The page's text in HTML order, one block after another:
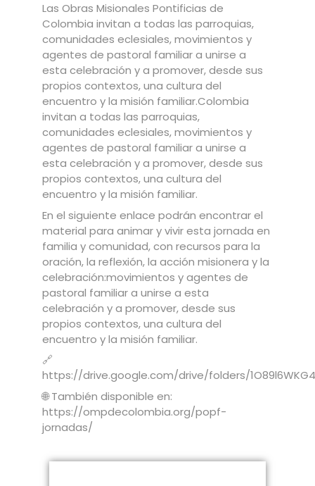
Las Obras Misionales Pontificias de
Colombia invitan a todas las parroquias,
comunidades eclesiales, movimientos y
agentes de pastoral familiar a unirse a
esta celebración y a promover, desde sus
propios contextos, una cultura del
encuentro y la misión familiar.Colombia
invitan a todas las parroquias,
comunidades eclesiales, movimientos y
agentes de pastoral familiar a unirse a
esta celebración y a promover, desde sus
propios contextos, una cultura del
encuentro y la misión familiar.
En el siguiente enlace podrán encontrar el
material para animar y vivir esta jornada en
familia y comunidad, con recursos para la
oración, la reflexión, la acción misionera y la
celebración:movimientos y agentes de
pastoral familiar a unirse a esta
celebración y a promover, desde sus
propios contextos, una cultura del
encuentro y la misión familiar.
🔗
https://drive.google.com/drive/folders/
🌐 También disponible en:
https://ompdecolombia.org/popf-
jornadas/